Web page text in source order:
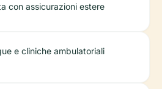
con assicurazioni estere
e cliniche ambulatoriali